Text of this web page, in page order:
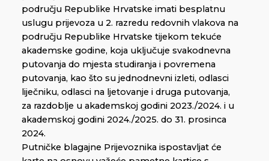
području Republike Hrvatske imati besplatnu
uslugu prijevoza u 2. razredu redovnih vlakova na
području Republike Hrvatske tijekom tekuće
akademske godine, koja uključuje svakodnevna
putovanja do mjesta studiranja i povremena
putovanja, kao što su jednodnevni izleti, odlasci
liječniku, odlasci na ljetovanje i druga putovanja,
za razdoblje u akademskoj godini 2023./2024. i u
akademskoj godini 2024./2025. do 31. prosinca
2024.
Putničke blagajne Prijevoznika ispostavljat će